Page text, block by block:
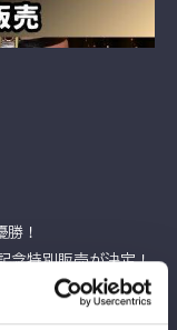
！
念特別販売が決定！
8個セット」をゲッ